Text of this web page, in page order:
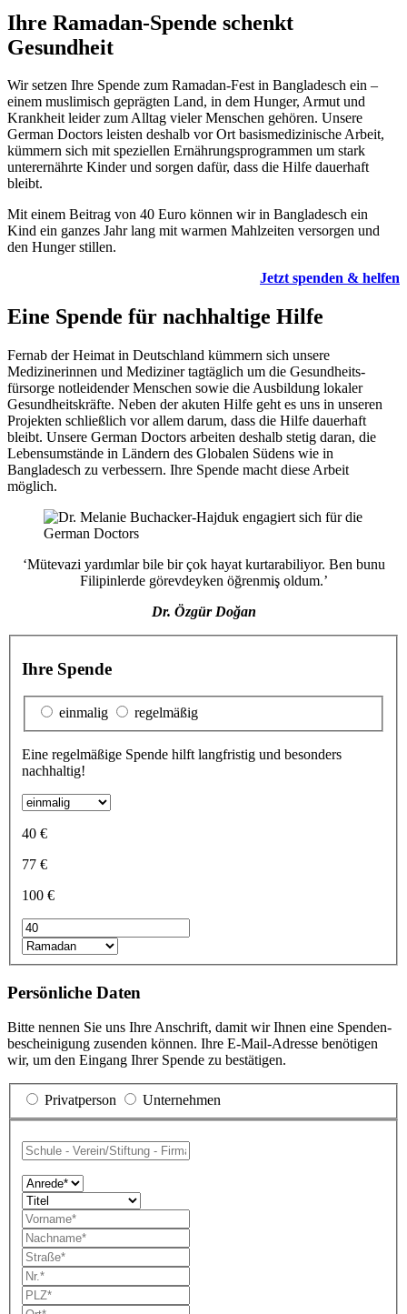
Ihre Ramadan-Spende schenkt
Gesundheit
Wir setzen Ihre Spende zum Ramadan-Fest in Bangladesch ein –
einem muslimisch geprägten Land, in dem Hunger, Armut und
Krankheit leider zum Alltag vieler Menschen gehören. Unsere
German Doctors leisten deshalb vor Ort basismedizinische Arbeit,
kümmern sich mit speziellen Ernährungsprogrammen um stark
unterernährte Kinder und sorgen dafür, dass die Hilfe dauerhaft
bleibt.
Mit einem Beitrag von 40 Euro können wir in Bangladesch ein
Kind ein ganzes Jahr lang mit warmen Mahl­zeiten ver­sorgen und
den Hunger stillen.
Jetzt spenden & helfen
Eine Spende für nachhaltige Hilfe
Fern­ab der Heimat in Deutschland kümmern sich unsere
Medizinerinnen und Mediziner tag­täglich um die Gesund­heits­
fürsorge notleidender Menschen sowie die Aus­bildung lokaler
Gesundheitskräfte. Neben der akuten Hilfe geht es uns in unseren
Projekten schließlich vor allem darum, dass die Hilfe dauerhaft
bleibt. Unsere German Doctors arbeiten deshalb stetig daran, die
Lebens­umstände in Ländern des Globalen Südens wie in
Bangladesch zu ver­bessern. Ihre Spende macht diese Arbeit
möglich.
‘Mütevazi yardımlar bile bir çok hayat kurtarabiliyor. Ben bunu
Filipinlerde görevdeyken öğrenmiş oldum.’
Dr. Özgür Doğan
Ihre Spende
einmalig regelmäßig
Eine regelmäßige Spende hilft langfristig und besonders
nachhaltig!
40 €
77 €
100 €
Persönliche Daten
Bitte nennen Sie uns Ihre Anschrift, damit wir Ihnen eine Spenden­
bescheinigung zu­senden können. Ihre E-Mail-Adresse benötigen
wir, um den Eingang Ihrer Spende zu bestätigen.
Privatperson Unternehmen